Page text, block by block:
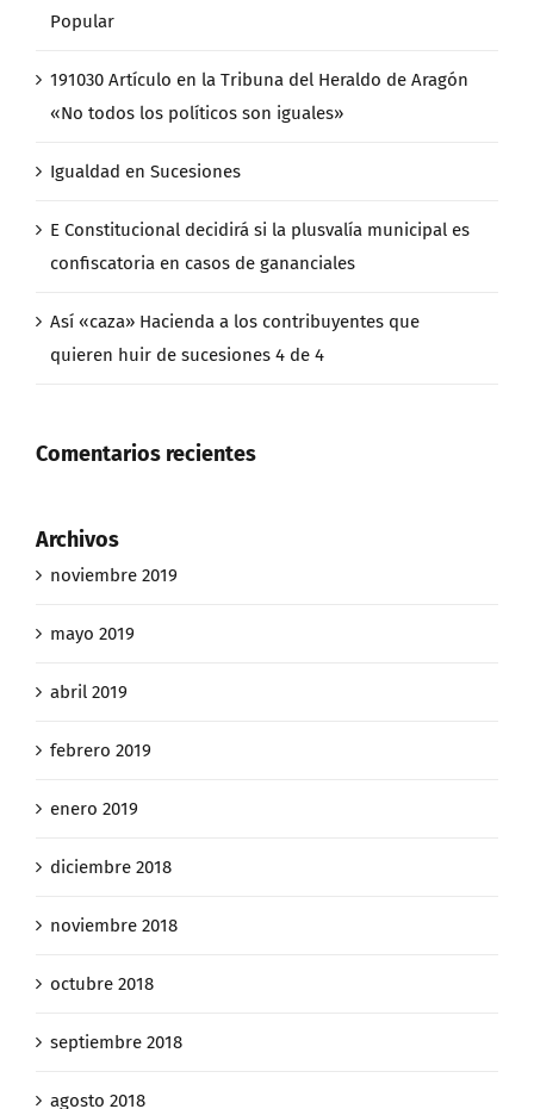
Popular
191030 Artículo en la Tribuna del Heraldo de Aragón
«No todos los políticos son iguales»
Igualdad en Sucesiones
E Constitucional decidirá si la plusvalía municipal es
confiscatoria en casos de gananciales
Así «caza» Hacienda a los contribuyentes que
quieren huir de sucesiones 4 de 4
Comentarios recientes
Archivos
noviembre 2019
mayo 2019
abril 2019
febrero 2019
enero 2019
diciembre 2018
noviembre 2018
octubre 2018
septiembre 2018
agosto 2018